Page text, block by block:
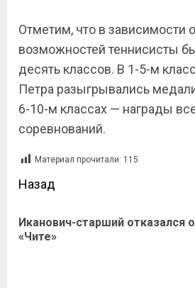
Отметим, что в зависимости
возможностей теннисисты
десять классов. В 1-5-м
Петра разыгрывались
6-10-м классах — награды
соревнований.
Материал прочитали: 115
Назад
Иканович-старший отказался
«Чите»